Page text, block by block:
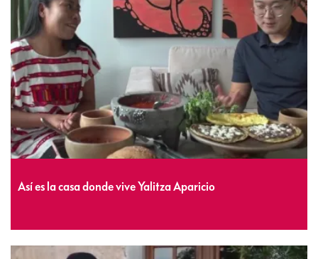
Así es la casa donde vive Yalitza Aparicio